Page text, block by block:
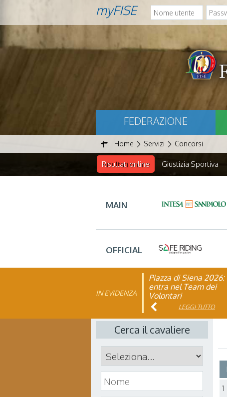
myFISE
FEDERAZIONE
Home Servizi Concorsi
Risultati online Giustizia Sportiva
MAIN
OFFICIAL
IN EVIDENZA
Piazza di Siena 2026:
entra nel Team dei
Volontari
LEGGI TUTTO
FISE: aperta la
affiliazione 2026
LEGGI TUTTO
Cerca il cavaliere
1